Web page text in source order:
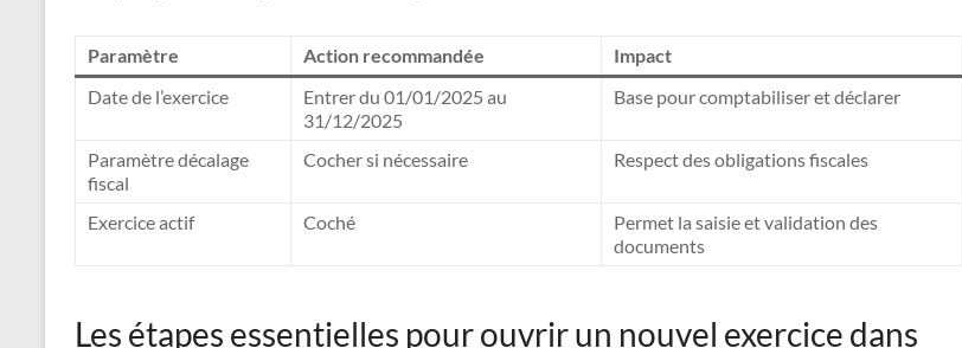
Paramètre Action recommandée
Impact
Date de l’exercice
Entrer du 01/01/2025 au
31/12/2025
Base pour comptabiliser et déclarer
Paramètre décalage
fiscal
Cocher si nécessaire Respect des obligations fiscales
Exercice actif Coché
Permet la saisie et validation des
documents
Les étapes essentielles pour ouvrir un nouvel exercice dans